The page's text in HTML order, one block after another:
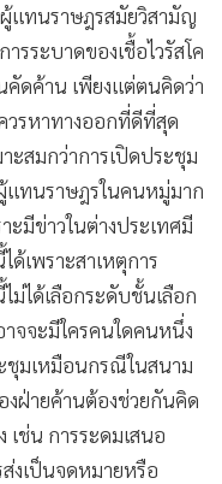
แทนราษฎรสมัยวิสามัญ
ระบาดของเชื้อไวรัสโค
ดค้าน เพียงแต่ตนคิดว่า
วรหาทางออกที่ดีที่สุด
ะสมกว่าการเปิดประชุม
แทนราษฎรในคนหมู่มาก
ะมีข่าวในต่างประเทศมี
ด้เพราะสาเหตุการ
ม่ได้เลือกระดับชั้นเลือก
จจะมีใครคนใดคนหนึ่ง
ชุมเหมือนกรณีในสนาม
งฝ่ายค้านต้องช่วยกันคิด
ช่น การระดมเสนอ
งเป็นจดหมายหรือ